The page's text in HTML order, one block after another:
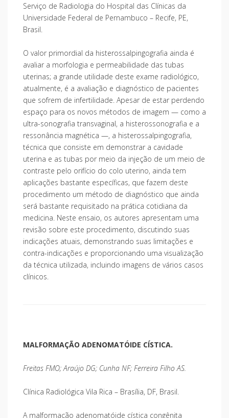
Serviço de Radiologia do Hospital das Clínicas da
Universidade Federal de Pernambuco – Recife, PE,
Brasil.
O valor primordial da histerossalpingografia ainda é
avaliar a morfologia e permeabilidade das tubas
uterinas; a grande utilidade deste exame radiológico,
atualmente, é a avaliação e diagnóstico de pacientes
que sofrem de infertilidade. Apesar de estar perdendo
espaço para os novos métodos de imagem — como a
ultra-sonografia transvaginal, a histerossonografia e a
ressonância magnética —, a histerossalpingografia,
técnica que consiste em demonstrar a cavidade
uterina e as tubas por meio da injeção de um meio de
contraste pelo orifício do colo uterino, ainda tem
aplicações bastante específicas, que fazem deste
procedimento um método de diagnóstico que ainda
será bastante requisitado na prática cotidiana da
medicina. Neste ensaio, os autores apresentam uma
revisão sobre este procedimento, discutindo suas
indicações atuais, demonstrando suas limitações e
contra-indicações e proporcionando uma visualização
da técnica utilizada, incluindo imagens de vários casos
clínicos.
MALFORMAÇÃO ADENOMATÓIDE CÍSTICA.
Freitas FMO; Araújo DG; Cunha NF; Ferreira Filho AS.
Clínica Radiológica Vila Rica – Brasília, DF, Brasil.
A malformação adenomatóide cística congênita